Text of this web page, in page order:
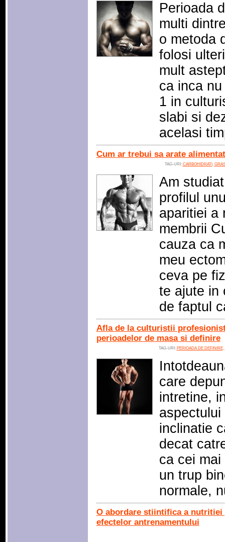
Perioada
multi
o metoda
folosi
mult
ca inca
1 in
slabi si
acelasi
Cum ar trebui sa arate
TAG-URI: CARBOHIDRATI ,
Am
profilul
aparitiei a
membrii
cauza ca
meu
ceva pe
te ajute in
de faptul
Afla de la culturistii
perioadelor de masa si definire
TAG-URI: PERIOADA DE DEFINIRE,
care
intretine,
inclinatie
decat
ca cei
un trup
normale,
O abordare stiintifica a nutritiei
efectelor antrenamentului